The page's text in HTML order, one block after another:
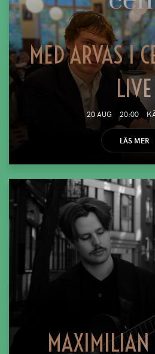
MED ARVAS I
LIVE
20 AUG 20:00
LÄS MER
MAXIMILIAN